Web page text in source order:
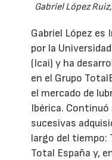
Gabriel López
Gabriel López es
por la
(Icai) y ha
en el Grupo
el mercado de
Ibérica.
sucesivas
largo del tiempo:
Total España y,